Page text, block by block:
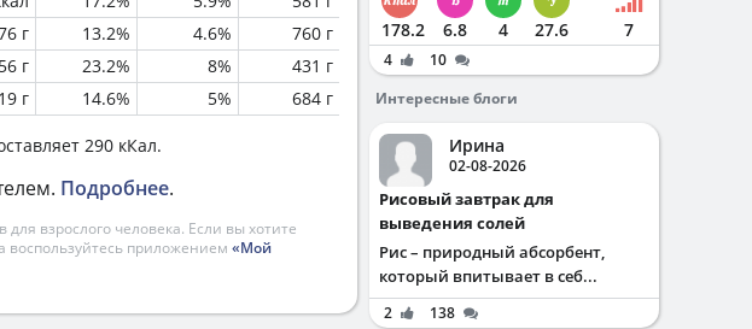
г 13.2% 4.6%
760 г
56 г 23.2% 8%
431 г
г 14.6% 5% 684 г
290 кКал.
Подробнее.
взрослого человека. Если вы хотите
воспользуйтесь приложением «Мой
178.2 6.8 4 27.6 7
4
10
Интересные блоги
Ирина
02-08-2026
Рисовый завтрак для
выведения солей
Рис – природный абсорбент,
который впитывает в себ...
2 138